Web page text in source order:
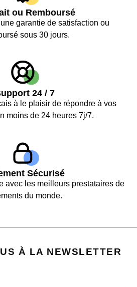
ou Remboursé
garantie de satisfaction ou
sous 30 jours.
24 / 7
à le plaisir de répondre à vos
moins de 24 heures 7j/7.
Sécurisé
avec les meilleurs prestataires de
du monde.
À LA NEWSLETTER